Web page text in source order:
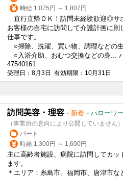
時給 1,075円 ～ 1,807円
直行直帰ＯＫ！訪問未経験歓迎◎サ
お客様の自宅に訪問して介護計画に
仕事です。
○掃除、洗濯、買い物、調理などの
○入浴介助、おむつ交換などの身...
47540161
受理日：8月3日 有効期限：10月31日
訪問美容・理容 - 新着 - ハローワ
（事業所の意向により公開していません
パート
時給 1,300円 ～ 1,600円
主に高齢者施設、病院に訪問してカッ
ます。
＊エリア：糸島市、福岡市、唐津市な